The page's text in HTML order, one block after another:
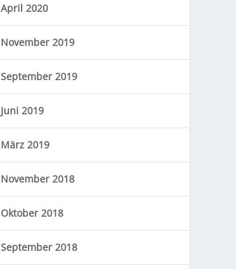
April 2020
November 2019
September 2019
Juni 2019
März 2019
November 2018
Oktober 2018
September 2018